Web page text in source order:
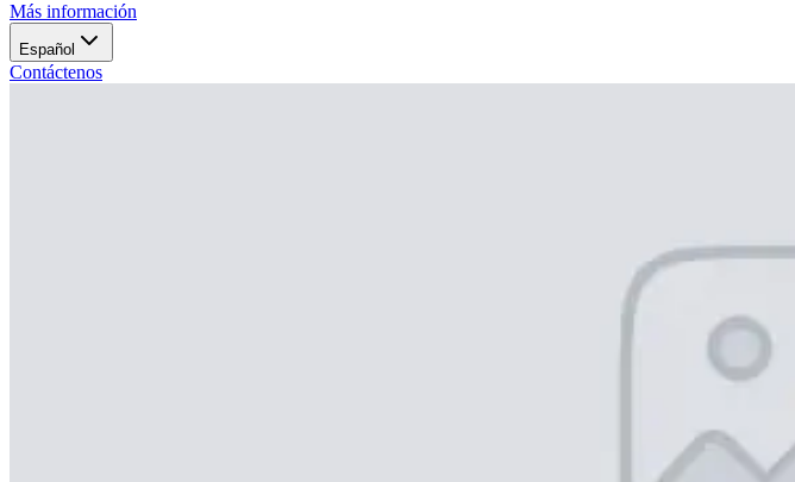
Más información
Español
Contáctenos